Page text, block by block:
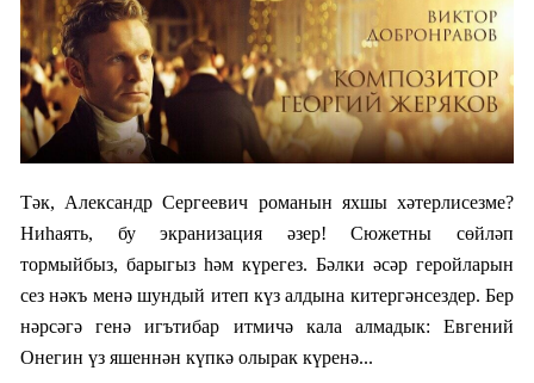
Тәк, Александр Сергеевич романын яхшы хәтерлисезме?
Ниһаять, бу экранизация әзер! Сюжетны сөйләп
тормыйбыз, барыгыз һәм күрегез. Бәлки әсәр геройларын
сез нәкъ менә шундый итеп күз алдына китергәнсездер. Бер
нәрсәгә генә игътибар итмичә кала алмадык: Евгений
Онегин үз яшеннән күпкә олырак күренә...